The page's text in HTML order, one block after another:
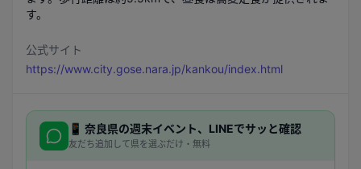
す。
公式サイト
https://www.city.gose.nara.jp/kankou/index.html
📱 奈良県の週末イベント、LINEでサッと確認
友だち追加して県を選ぶだけ・無料